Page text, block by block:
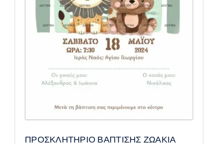
ΠΡΟΣΚΛΗΤΗΡΙΟ ΒΑΠΤΙΣΗΣ ΖΩΑΚΙΑ